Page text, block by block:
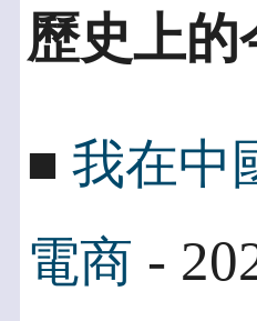
歷史上的
■ 我在中
電商 -